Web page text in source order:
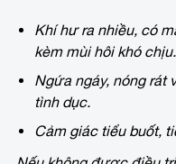
Khí hư ra nhiều, có
kèm mùi hôi khó chịu.
Ngứa ngáy, nóng rát
tình dục.
Cảm giác tiểu buốt,